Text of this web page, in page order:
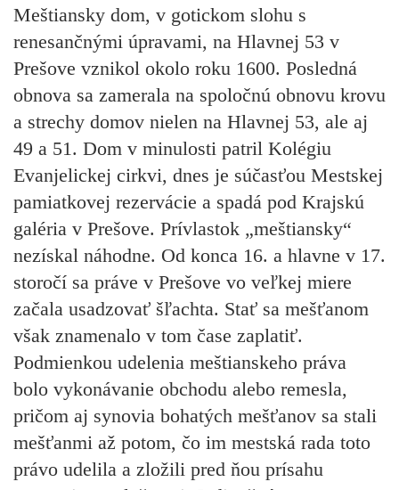
Meštiansky dom, v gotickom slohu s
renesančnými úpravami, na Hlavnej 53 v
Prešove vznikol okolo roku 1600. Posledná
obnova sa zamerala na spoločnú obnovu krovu
a strechy domov nielen na Hlavnej 53, ale aj
49 a 51. Dom v minulosti patril Kolégiu
Evanjelickej cirkvi, dnes je súčasťou Mestskej
pamiatkovej rezervácie a spadá pod Krajskú
galéria v Prešove. Prívlastok „meštiansky“
nezískal náhodne. Od konca 16. a hlavne v 17.
storočí sa práve v Prešove vo veľkej miere
začala usadzovať šľachta. Stať sa mešťanom
však znamenalo v tom čase zaplatiť.
Podmienkou udelenia meštianskeho práva
bolo vykonávanie obchodu alebo remesla,
pričom aj synovia bohatých mešťanov sa stali
mešťanmi až potom, čo im mestská rada toto
právo udelila a zložili pred ňou prísahu